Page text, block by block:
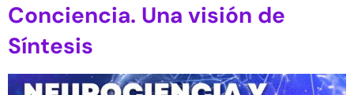
Conciencia. Una visión de
Síntesis